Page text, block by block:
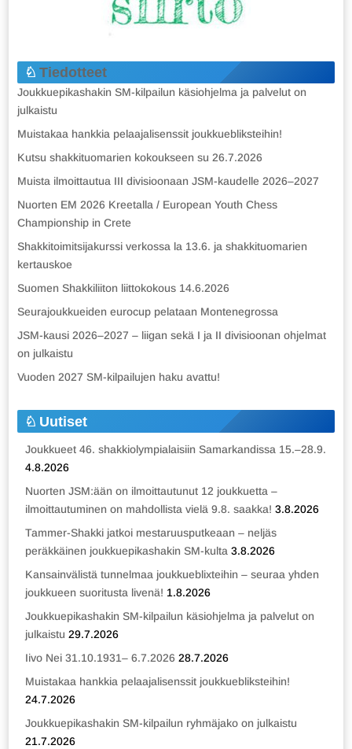
Tiedotteet
Joukkuepikashakin SM-kilpailun käsiohjelma ja palvelut on
julkaistu
Muistakaa hankkia pelaajalisenssit joukkuebliksteihin!
Kutsu shakkituomarien kokoukseen su 26.7.2026
Muista ilmoittautua III divisioonaan JSM-kaudelle 2026–2027
Nuorten EM 2026 Kreetalla / European Youth Chess
Championship in Crete
Shakkitoimitsijakurssi verkossa la 13.6. ja shakkituomarien
kertauskoe
Suomen Shakkiliiton liittokokous 14.6.2026
Seurajoukkueiden eurocup pelataan Montenegrossa
JSM-kausi 2026–2027 – liigan sekä I ja II divisioonan ohjelmat
on julkaistu
Vuoden 2027 SM-kilpailujen haku avattu!
Uutiset
Joukkueet 46. shakkiolympialaisiin Samarkandissa 15.–28.9.
4.8.2026
Nuorten JSM:ään on ilmoittautunut 12 joukkuetta –
ilmoittautuminen on mahdollista vielä 9.8. saakka! 3.8.2026
Tammer-Shakki jatkoi mestaruusputkeaan – neljäs
peräkkäinen joukkuepikashakin SM-kulta 3.8.2026
Kansainvälistä tunnelmaa joukkueblixteihin – seuraa yhden
joukkueen suoritusta livenä! 1.8.2026
Joukkuepikashakin SM-kilpailun käsiohjelma ja palvelut on
julkaistu 29.7.2026
Iivo Nei 31.10.1931– 6.7.2026 28.7.2026
Muistakaa hankkia pelaajalisenssit joukkuebliksteihin!
24.7.2026
Joukkuepikashakin SM-kilpailun ryhmäjako on julkaistu
21.7.2026